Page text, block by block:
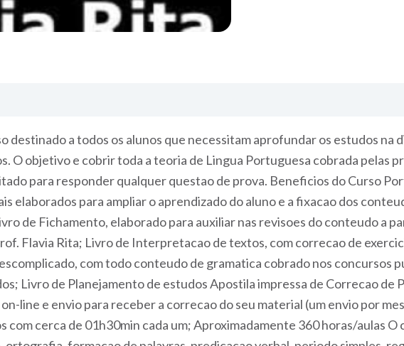
destinado a todos os alunos que necessitam aprofundar os estudos na
O objetivo e cobrir toda a teoria de Lingua Portuguesa cobrada pelas
para responder qualquer questao de prova. Beneficios do Curso
elaborados para ampliar o aprendizado do aluno e a fixacao dos
de Fichamento, elaborado para auxiliar nas revisoes do conteudo a
Flavia Rita; Livro de Interpretacao de textos, com correcao de
com todo conteudo de gramatica cobrado nos concursos
Livro de Planejamento de estudos Apostila impressa de Correcao de
line e envio para receber a correcao do seu material (um envio por
com cerca de 01h30min cada um; Aproximadamente 360 horas/aulas O